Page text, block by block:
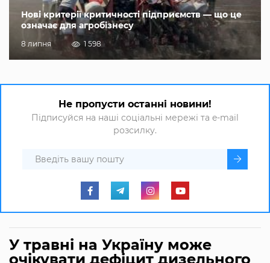
Нові критерії критичності підприємств — що це
означає для агробізнесу
8 липня 1 598
Не пропусти останні новини!
Підписуйся на наші соціальні мережі та e-mail
розсилку.
У травні на Україну може
очікувати дефіцит дизельного